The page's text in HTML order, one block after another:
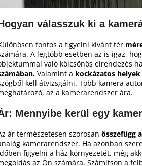
válasszuk ki a
fontos a figyelni kívánt tér
A legtöbb esetben az is igaz,
való kölcsönös elrendezés
Valamint a kockázatos helyek
kell átvizsgálni. Több kamera
az a kamerarendszer ára.
Mennyibe kerül egy
ár természetesen szorosan összefügg
kamerarendszer. Ha azonban
figyelni a ház környezetét, még
az Ön számára. Számítson a